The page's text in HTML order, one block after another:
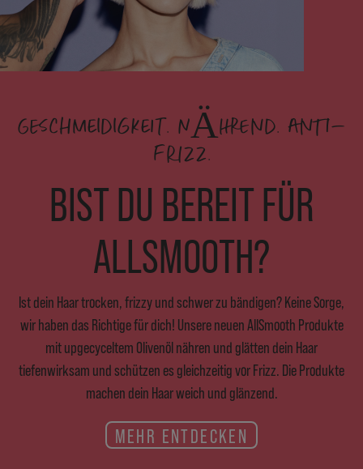
GESCHMEIDIGKEIT. NÄHREND. ANTI-
FRIZZ.
BIST DU BEREIT FÜR
ALLSMOOTH?
Ist dein Haar trocken, frizzy und schwer zu bändigen? Keine Sorge,
wir haben das Richtige für dich! Unsere neuen AllSmooth Produkte
mit upgecyceltem Olivenöl nähren und glätten dein Haar
tiefenwirksam und schützen es gleichzeitig vor Frizz. Die Produkte
machen dein Haar weich und glänzend.
MEHR ENTDECKEN